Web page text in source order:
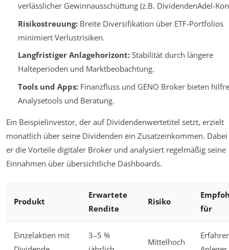
verlässlicher Gewinnausschüttung (z.B. DividendenAdel-
Risikostreuung:Breite Diversifikation über ETF-Portfolios
minimiert Verlustrisiken.
Langfristiger Anlagehorizont:Stabilität durch längere
Halteperioden und Marktbeobachtung.
Tools und Apps:Finanzfluss und GENO Broker bieten
Analysetools und Beratung.
Ein Beispielinvestor, der auf Dividendenwertetitel setzt, erzielt
monatlich über seine Dividenden ein Zusatzeinkommen.
er die Vorteile digitaler Broker und analysiert regelmäßig seine
Einnahmen über übersichtliche Dashboards.
Produkt
Erwartete
Rendite
Risiko
für
Einzelaktien mit
3–5 %
Mittelhoch